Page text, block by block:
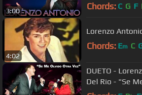
3:00 Chords: C G F
4:02
Lorenzo
Chords: Em C
DUETO -
Del Rio - "Se